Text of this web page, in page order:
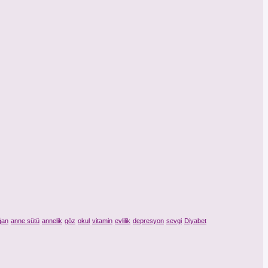
anne sütü annelik göz okul vitamin evlilik depresyon sevgi Diyabet